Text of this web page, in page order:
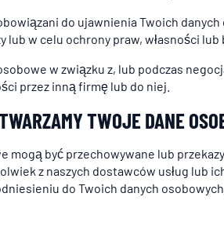
do ujawnienia Twoich
lub w celu ochrony praw, własności
w związku z, lub podczas
przez inną firmę lub do niej.
TWOJE DANE
być przechowywane lub
z naszych dostawców usług lub
do Twoich danych osobowych.